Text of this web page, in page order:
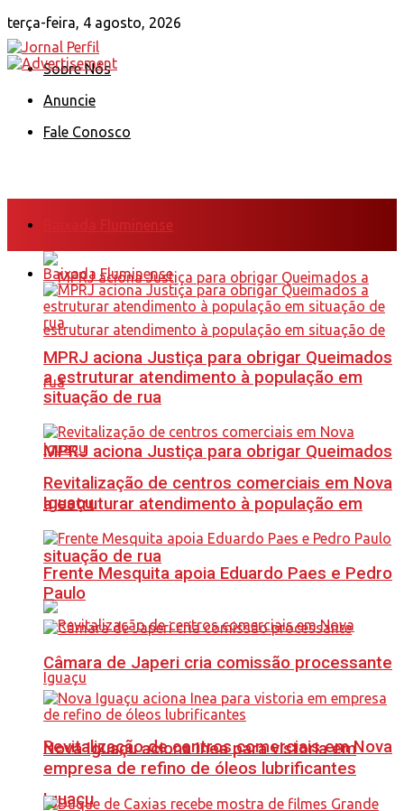
terça-feira, 4 agosto, 2026
Sobre Nós
Anuncie
Fale Conosco
Baixada Fluminense
MPRJ aciona Justiça para obrigar Queimados
a estruturar atendimento à população em
situação de rua
Revitalização de centros comerciais em Nova
Iguaçu
Baixada Fluminense
MPRJ aciona Justiça para obrigar Queimados
a estruturar atendimento à população em
situação de rua
Revitalização de centros comerciais em Nova
Iguaçu
Frente Mesquita apoia Eduardo Paes e Pedro
Paulo
Câmara de Japeri cria comissão processante
Nova Iguaçu aciona Inea para vistoria em
empresa de refino de óleos lubrificantes